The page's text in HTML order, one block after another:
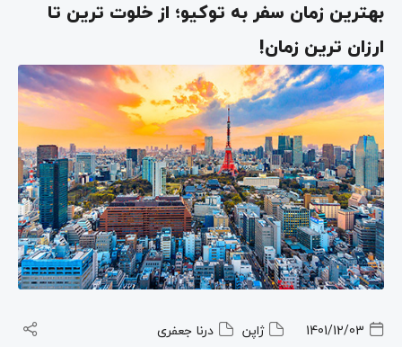
بهترین زمان سفر به توکیو؛ از خلوت ترین تا
ارزان ترین زمان!
1401/12/03 ژاپن درنا جعفری